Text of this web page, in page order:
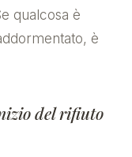
qualcosa è
è
del rifiuto